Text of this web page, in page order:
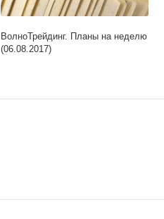
ВолноТрейдинг. Планы на неделю
(06.08.2017)